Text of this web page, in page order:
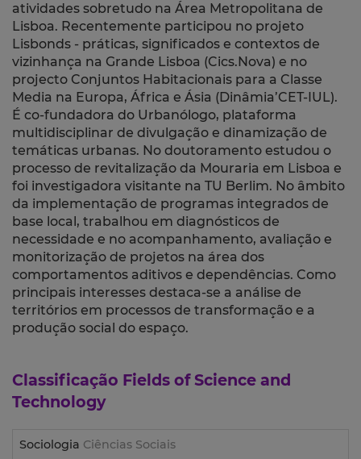
atividades sobretudo na Área Metropolitana de
Lisboa. Recentemente participou no projeto
Lisbonds - práticas, significados e contextos de
vizinhança na Grande Lisboa (Cics.Nova) e no
projecto Conjuntos Habitacionais para a Classe
Media na Europa, África e Ásia (Dinâmia’CET-IUL).
É co-fundadora do Urbanólogo, plataforma
multidisciplinar de divulgação e dinamização de
temáticas urbanas. No doutoramento estudou o
processo de revitalização da Mouraria em Lisboa e
foi investigadora visitante na TU Berlim. No âmbito
da implementação de programas integrados de
base local, trabalhou em diagnósticos de
necessidade e no acompanhamento, avaliação e
monitorização de projetos na área dos
comportamentos aditivos e dependências. Como
principais interesses destaca-se a análise de
territórios em processos de transformação e a
produção social do espaço.
Classificação Fields of Science and
Technology
Sociologia Ciências Sociais